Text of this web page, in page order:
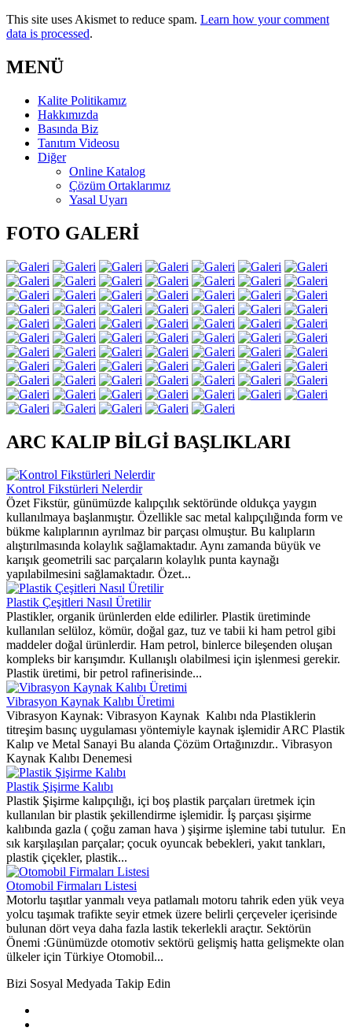
This site uses Akismet to reduce spam. Learn how your comment
data is processed.
MENÜ
Kalite Politikamız
Hakkımızda
Basında Biz
Tanıtım Videosu
Diğer
Online Katalog
Çözüm Ortaklarımız
Yasal Uyarı
FOTO GALERİ
ARC KALIP BİLGİ BAŞLIKLARI
Kontrol Fikstürleri Nelerdir
Özet Fikstür, günümüzde kalıpçılık sektöründe oldukça yaygın
kullanılmaya başlanmıştır. Özellikle sac metal kalıpçılığında form ve
bükme kalıplarının ayrılmaz bir parçası olmuştur. Bu kalıpların
alıştırılmasında kolaylık sağlamaktadır. Aynı zamanda büyük ve
karışık geometrili sac parçaların kolaylık punta kaynağı
yapılabilmesini sağlamaktadır. Özet...
Plastik Çeşitleri Nasıl Üretilir
Plastikler, organik ürünlerden elde edilirler. Plastik üretiminde
kullanılan selüloz, kömür, doğal gaz, tuz ve tabii ki ham petrol gibi
maddeler doğal ürünlerdir. Ham petrol, binlerce bileşenden oluşan
kompleks bir karışımdır. Kullanışlı olabilmesi için işlenmesi gerekir.
Plastik üretimi, bir petrol rafinerisinde...
Vibrasyon Kaynak Kalıbı Üretimi
Vibrasyon Kaynak: Vibrasyon Kaynak Kalıbı nda Plastiklerin
titreşim basınç uygulaması yöntemiyle kaynak işlemidir ARC Plastik
Kalıp ve Metal Sanayi Bu alanda Çözüm Ortağınızdır.. Vibrasyon
Kaynak Kalıbı Denemesi
Plastik Şişirme Kalıbı
Plastik Şişirme kalıpçılığı, içi boş plastik parçaları üretmek için
kullanılan bir plastik şekillendirme işlemidir. İş parçası şişirme
kalıbında gazla ( çoğu zaman hava ) şişirme işlemine tabi tutulur. En
sık karşılaşılan parçalar; çocuk oyuncak bebekleri, yakıt tankları,
plastik çiçekler, plastik...
Otomobil Firmaları Listesi
Motorlu taşıtlar yanmalı veya patlamalı motoru tahrik eden yük veya
yolcu taşımak trafikte seyir etmek üzere belirli çerçeveler içerisinde
bulunan dört veya daha fazla lastik tekerlekli araçtır. Sektörün
Önemi :Günümüzde otomotiv sektörü gelişmiş hatta gelişmekte olan
ülkeler için Türkiye Otomobil...
Bizi Sosyal Medyada Takip Edin